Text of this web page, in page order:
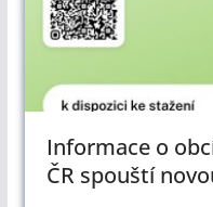
Informace o
ČR spouští